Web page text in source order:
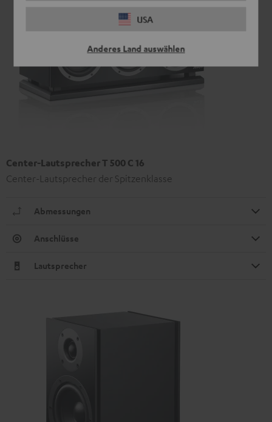
USA
Anderes Land auswählen
Center-Lautsprecher T 500 C 16
Center-Lautsprecher der Spitzenklasse
Abmessungen
Anschlüsse
Lautsprecher